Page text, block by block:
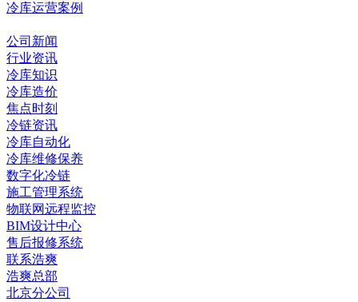
冷库运营案例
公司新闻
行业资讯
冷库知识
冷库造价
焦点时刻
冷链资讯
冷库自动化
冷库维修保养
数字化冷链
施工管理系统
物联网远程监控
BIM设计中心
售后报修系统
联系浩爽
浩爽总部
北京分公司